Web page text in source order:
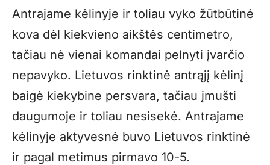
Antrajame kėlinyje ir toliau vyko žūtbūtinė
kova dėl kiekvieno aikštės centimetro,
tačiau nė vienai komandai pelnyti įvarčio
nepavyko. Lietuvos rinktinė antrąjį kėlinį
baigė kiekybine persvara, tačiau įmušti
daugumoje ir toliau nesisekė. Antrajame
kėlinyje aktyvesnė buvo Lietuvos rinktinė
ir pagal metimus pirmavo 10-5.